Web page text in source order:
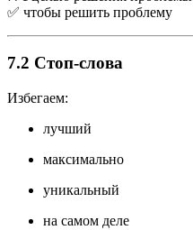
✅ чтобы решить проблему
7.2 Стоп-слова
Избегаем:
лучший
максимально
уникальный
на самом деле